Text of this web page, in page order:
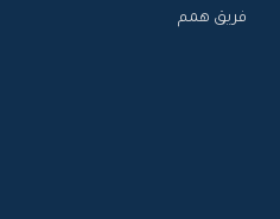
فريق همم